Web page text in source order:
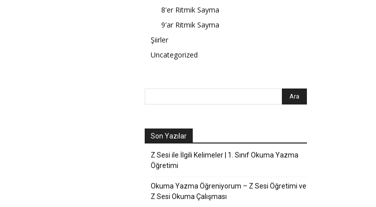
8'er Ritmik Sayma
9'ar Ritmik Sayma
Şiirler
Uncategorized
Son Yazılar
Z Sesi ile İlgili Kelimeler | 1. Sınıf Okuma Yazma
Öğretimi
Okuma Yazma Öğreniyorum – Z Sesi Öğretimi ve
Z Sesi Okuma Çalışması